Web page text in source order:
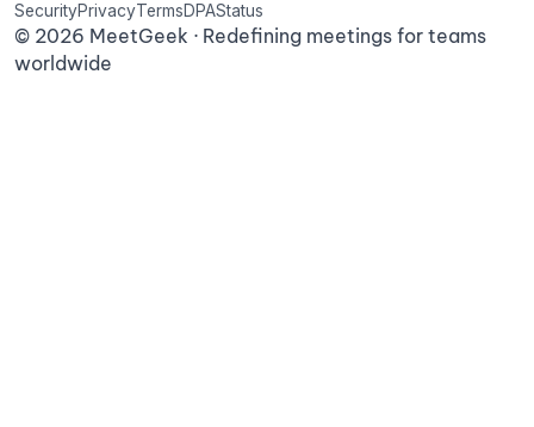
© 2026 MeetGeek · Redefining meetings for teams
worldwide
SecurityPrivacyTermsDPAStatus